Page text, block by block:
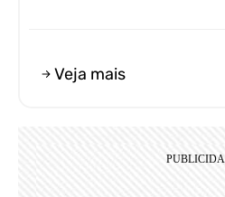
Veja mais